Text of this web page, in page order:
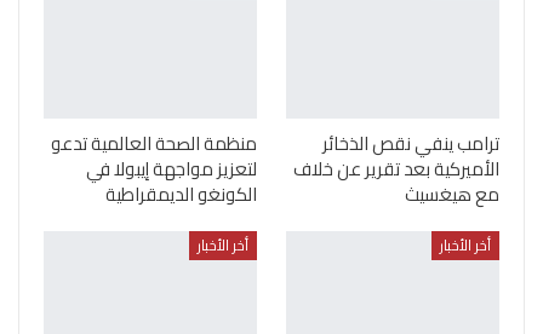
ترامب ينفي نقص الذخائر
الأميركية بعد تقرير عن خلاف
مع هيغسيث
منظمة الصحة العالمية تدعو
لتعزيز مواجهة إيبولا في
الكونغو الديمقراطية
أخر الأخبار أخر الأخبار